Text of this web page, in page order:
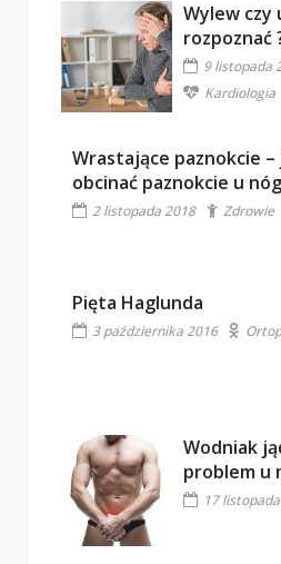
Wylew czy
rozpoznać
9 listopada
Kardiologia
Wrastające paznokcie –
obcinać paznokcie u
2 listopada 2018 Zdrowie
Pięta Haglunda
3 października 2016
Wodniak
problem u
17